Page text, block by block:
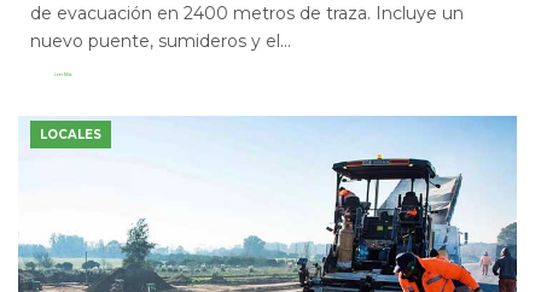
de evacuación en 2400 metros de traza. Incluye un
nuevo puente, sumideros y el...
Leer Más
LOCALES